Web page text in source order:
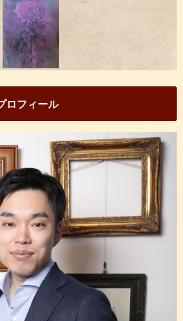
ロフィール